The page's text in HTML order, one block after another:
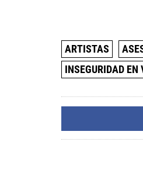
ARTISTAS
INSEGURIDAD EN